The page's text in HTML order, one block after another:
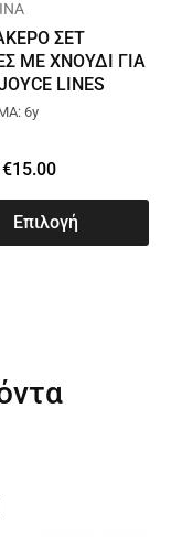
ΣΕΤ
ΜΕ ΧΝΟΥΔΙ ΓΙΑ
LINES
2564120
6y
€15.00
Επιλογή